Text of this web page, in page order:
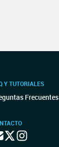
Y TUTORIALES
Frecuentes